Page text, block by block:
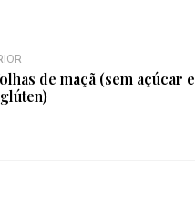
de maçã (sem açúcar e